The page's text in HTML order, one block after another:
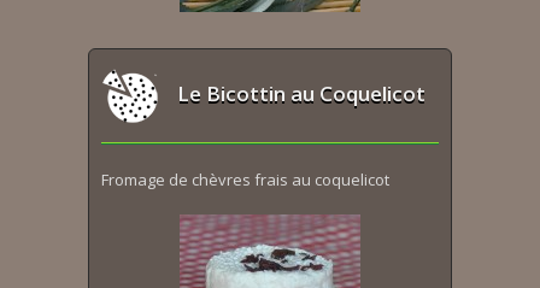
Le Bicottin au Coquelicot
Fromage de chèvres frais au coquelicot